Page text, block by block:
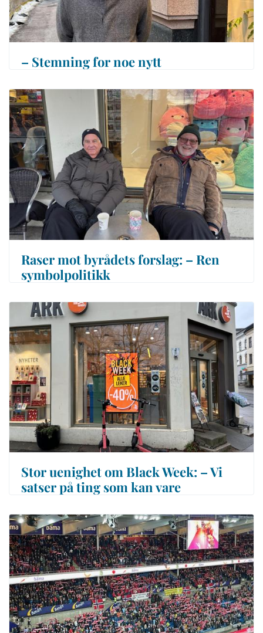
– Stemning for noe nytt
Raser mot byrådets forslag: – Ren
symbolpolitikk
Stor uenighet om Black Week: –⁠ Vi
satser på ting som kan vare